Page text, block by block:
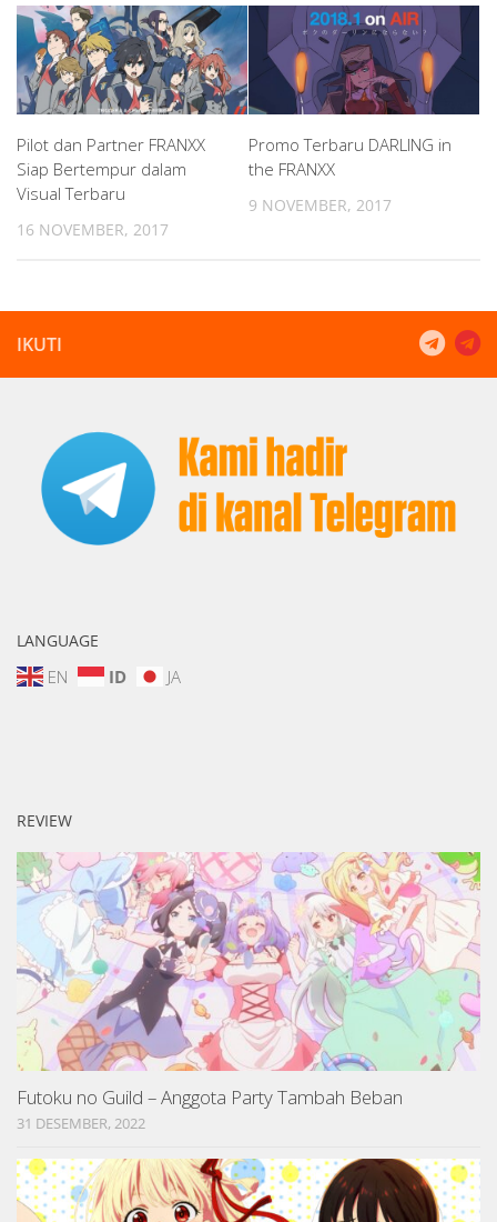
Pilot dan Partner FRANXX
Siap Bertempur dalam
Visual Terbaru
16 NOVEMBER, 2017
Promo Terbaru DARLING in
the FRANXX
9 NOVEMBER, 2017
IKUTI
LANGUAGE
EN ID JA
REVIEW
Futoku no Guild – Anggota Party Tambah Beban
31 DESEMBER, 2022